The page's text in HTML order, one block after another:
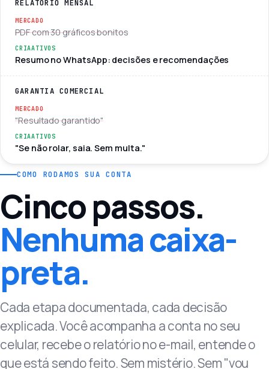
RELATÓRIO MENSAL
PDF com 30 gráficos bonitos
Resumo no WhatsApp: decisões e recomendações
GARANTIA COMERCIAL
"Resultado garantido"
"Se não rolar, saia. Sem multa."
COMO RODAMOS SUA CONTA
Cinco passos.
Nenhuma caixa-
preta.
Cada etapa documentada, cada decisão
explicada. Você acompanha a conta no seu
celular, recebe o relatório no e-mail, entende o
que está sendo feito. Sem mistério. Sem "vou